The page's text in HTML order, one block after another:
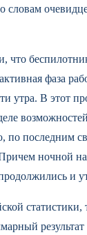
словам
фаза
утра. В этот
по последним
ночной
и
статистики,